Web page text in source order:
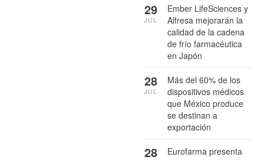
Ember LifeSciences y
Alfresa mejorarán la
calidad de la cadena
de frío farmacéutica
en Japón
29
JUL
Más del 60% de los
dispositivos médicos
que México produce
se destinan a
exportación
28
JUL
Eurofarma presenta
28